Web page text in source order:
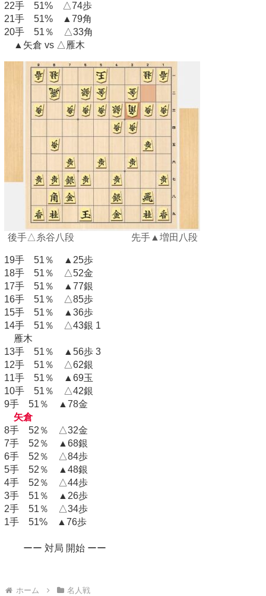
22手 51% △74歩
21手 51% ▲79角
20手 51％ △33角
▲矢倉 vs △雁木
後手△糸谷八段 先手▲増田八段
19手 51％ ▲25歩
18手 51％ △52金
17手 51％ ▲77銀
16手 51％ △85歩
15手 51％ ▲36歩
14手 51％ △43銀 1
雁木
13手 51％ ▲56歩 3
12手 51％ △62銀
11手 51％ ▲69玉
10手 51％ △42銀
9手 51％ ▲78金
矢倉
8手 52％ △32金
7手 52％ ▲68銀
6手 52％ △84歩
5手 52％ ▲48銀
4手 52％ △44歩
3手 51％ ▲26歩
2手 51％ △34歩
1手 51% ▲76歩
ーー 対局 開始 ーー
ホーム 名人戦